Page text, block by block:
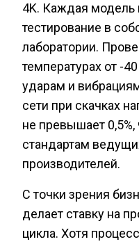
4K. Каждая модель
тестирование в
лаборатории.
температурах от -
ударам и
сети при скачках
не превышает 0,5%,
стандартам
производителей.
С точки зрения
делает ставку на
цикла. Хотя